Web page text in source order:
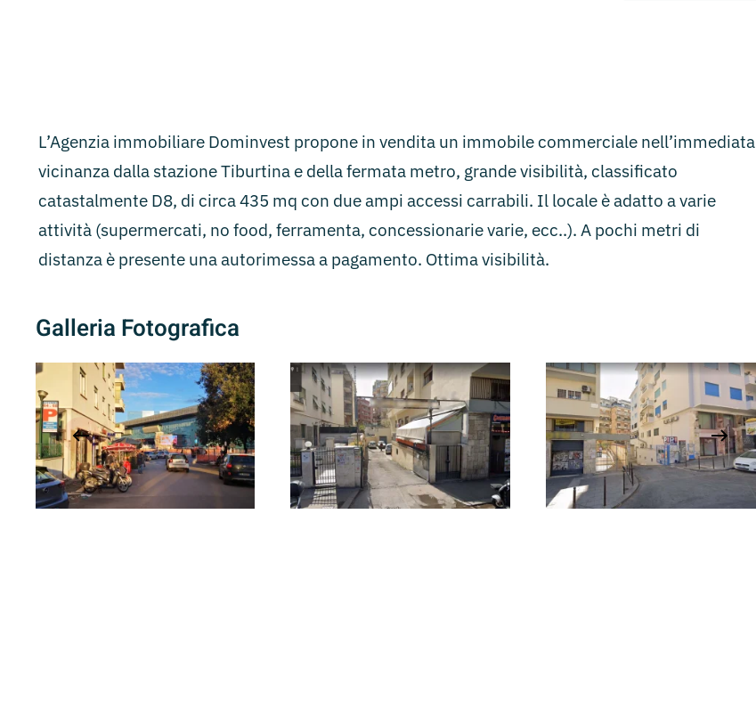
L’Agenzia immobiliare Dominvest propone in vendita un immobile commerciale nell’immediata
vicinanza dalla stazione Tiburtina e della fermata metro, grande visibilità, classificato
catastalmente D8, di circa 435 mq con due ampi accessi carrabili. Il locale è adatto a varie
attività (supermercati, no food, ferramenta, concessionarie varie, ecc..). A pochi metri di
distanza è presente una autorimessa a pagamento. Ottima visibilità.
Galleria Fotografica